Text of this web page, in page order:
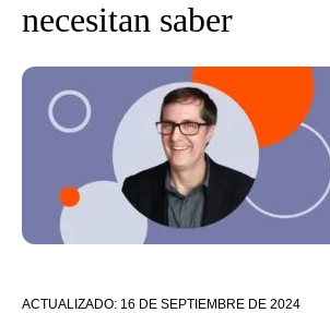
necesitan saber
ACTUALIZADO: 16 DE SEPTIEMBRE DE 2024